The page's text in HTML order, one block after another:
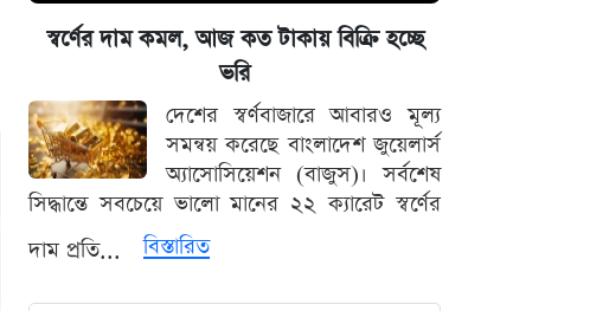
জুলাই শহীদদের কবর বাঁধানোর বরাদ্দও
মেরে খেয়েছে অন্তর্বর্তী সরকার: ইশরাক
হোসেন
শেয়ারবাজারে আর্থিক কেলেঙ্কারির তদন্তের
বড় আপডেট জানাল দুদক
যুদ্ধের বড় প্রস্তুতি নিচ্ছে ইরান, আকাশ
প্রতিরক্ষা ও অস্ত্র ব্যবস্থার ব্যাপক
আধুনিকায়ন
স্বর্ণের দাম কমল, আজ কত টাকায় বিক্রি হচ্ছে
ভরি
দেশের স্বর্ণবাজারে আবারও মূল্য
সমন্বয় করেছে বাংলাদেশ জুয়েলার্স
অ্যাসোসিয়েশন (বাজুস)। সর্বশেষ
সিদ্ধান্তে সবচেয়ে ভালো মানের ২২ ক্যারেট স্বর্ণের
দাম প্রতি...
বিস্তারিত